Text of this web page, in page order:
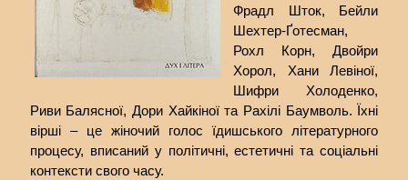
Фрадл Шток, Бейли
Шехтер-Ґотесман,
Рохл Корн, Двойри
Хорол, Хани Левіної,
Шифри Холоденко,
Риви Балясної, Дори Хайкіної та Рахілі Баумволь. Їхні
вірші – це жіночий голос їдишського літературного
процесу, вписаний у політичні, естетичні та соціальні
контексти свого часу.